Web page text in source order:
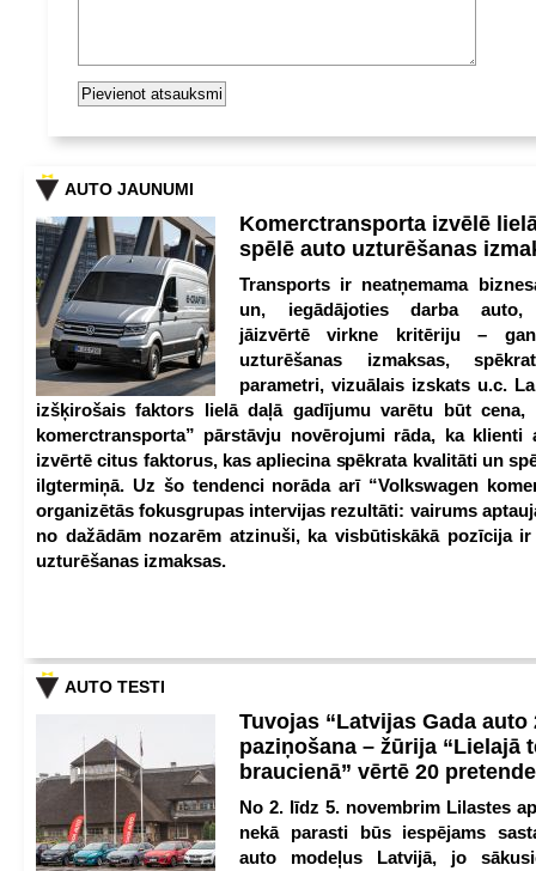
AUTO JAUNUMI
Komerctransporta izvēlē
spēlē auto uzturēšanas
Transports ir neatņemama
un, iegādājoties darba auto,
jāizvērtē virkne kritēriju –
uzturēšanas izmaksas,
parametri, vizuālais izskats u.c.
izšķirošais faktors lielā daļā gadījumu varētu būt cena,
komerctransporta” pārstāvju novērojumi rāda, ka klienti
izvērtē citus faktorus, kas apliecina spēkrata kvalitāti un
ilgtermiņā. Uz šo tendenci norāda arī “Volkswagen
organizētās fokusgrupas intervijas rezultāti: vairums
no dažādām nozarēm atzinuši, ka visbūtiskākā pozīcija ir
uzturēšanas izmaksas.
AUTO TESTI
Tuvojas “Latvijas Gada auto
paziņošana – žūrija “Lielajā
braucienā” vērtē 20
No 2. līdz 5. novembrim Lilastes
nekā parasti būs iespējams
auto modeļus Latvijā, jo